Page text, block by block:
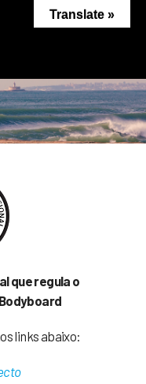
que regula o
links abaixo:
Translate »